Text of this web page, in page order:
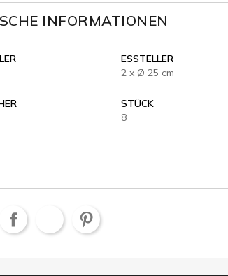
INFORMATIONEN
ESSTELLER
2 x Ø 25 cm
STÜCK
8